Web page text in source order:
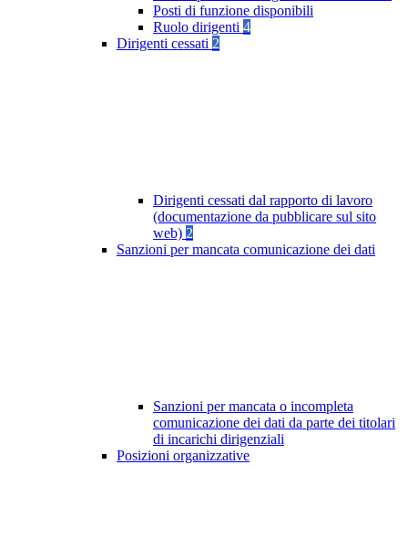
Posti di funzione disponibili
Ruolo dirigenti 4
Dirigenti cessati 2
Dirigenti cessati dal rapporto di lavoro
(documentazione da pubblicare sul sito
web) 2
Sanzioni per mancata comunicazione dei dati
Sanzioni per mancata o incompleta
comunicazione dei dati da parte dei titolari
di incarichi dirigenziali
Posizioni organizzative